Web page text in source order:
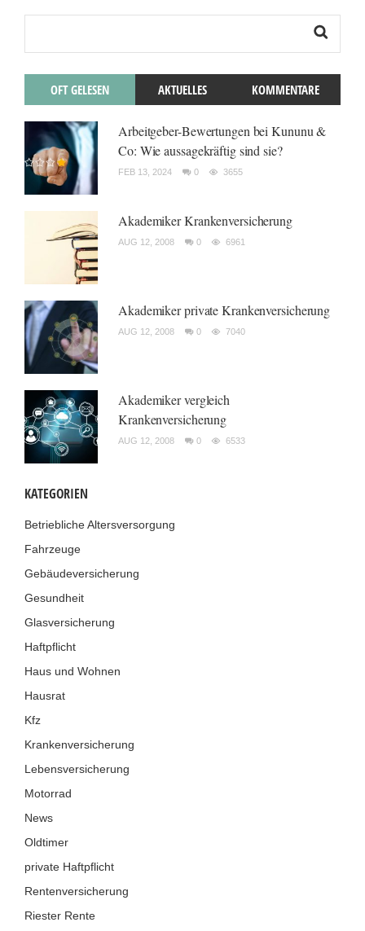
OFT GELESEN AKTUELLES KOMMENTARE
Arbeitgeber-Bewertungen bei Kununu &
Co: Wie aussagekräftig sind sie?
FEB 13, 2024 0 3655
Akademiker Krankenversicherung
AUG 12, 2008 0 6961
Akademiker private Krankenversicherung
AUG 12, 2008 0 7040
Akademiker vergleich
Krankenversicherung
AUG 12, 2008 0 6533
KATEGORIEN
Betriebliche Altersversorgung
Fahrzeuge
Gebäudeversicherung
Gesundheit
Glasversicherung
Haftpflicht
Haus und Wohnen
Hausrat
Kfz
Krankenversicherung
Lebensversicherung
Motorrad
News
Oldtimer
private Haftpflicht
Rentenversicherung
Riester Rente